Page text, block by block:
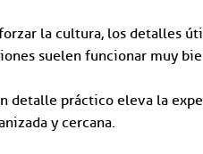
la cultura, los detalles
suelen funcionar muy
detalle práctico eleva la
y cercana.